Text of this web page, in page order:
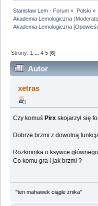
Stanisław Lem - Forum » Polski»
Akademia Lemologiczna
Akademia Lemologiczna
Strony: 1 ...4 5 [6]
Autor
Lemologiczna
pilota (Przeczytany
xetras
Czy komuś Pirx skojarzył się
Dobrze brzmi z dowolną
Rozkminka o ksywce
Co komu gra i jak brzmi ?
"ten mahawek ciągle znika"